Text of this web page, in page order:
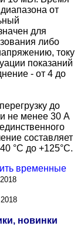
от
для
либо
току
показаний
- от 4 до
до
не менее 30 А
составляет
°C до +125°C.
временные
новинки